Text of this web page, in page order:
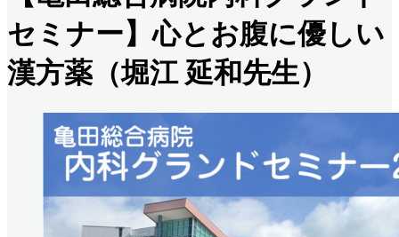
セミナー】心とお腹に優しい
漢方薬（堀江 延和先生）